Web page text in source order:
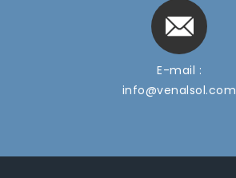
E-mail :
info@venalsol.com